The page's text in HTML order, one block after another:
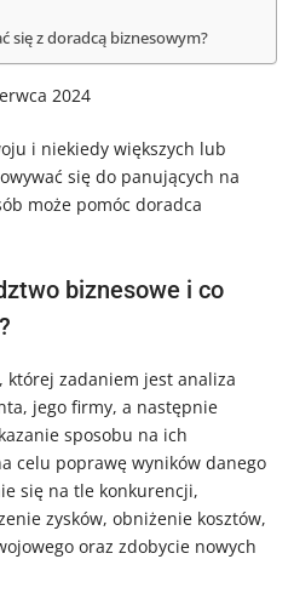
się z doradcą biznesowym?
2024
i niekiedy większych lub
się do panujących na
może pomóc doradca
biznesowe i co
której zadaniem jest analiza
jego firmy, a następnie
sposobu na ich
celu poprawę wyników danego
się na tle konkurencji,
zysków, obniżenie kosztów,
oraz zdobycie nowych